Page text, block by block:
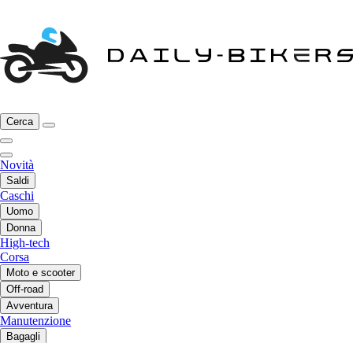
Cerca
Novità
Saldi
Caschi
Uomo
Donna
High-tech
Corsa
Moto e scooter
Off-road
Avventura
Manutenzione
Bagagli